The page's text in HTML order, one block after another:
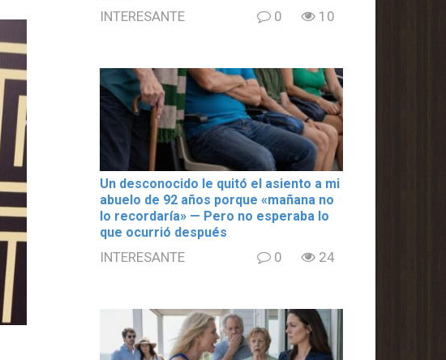
INTERESANTE 0 10
Un desconocido le quitó el asiento a mi
abuelo de 92 años porque «mañana no
lo recordaría» — Pero no esperaba lo
que ocurrió después
INTERESANTE 0 24